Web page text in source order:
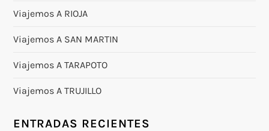
Viajemos A RIOJA
Viajemos A SAN MARTIN
Viajemos A TARAPOTO
Viajemos A TRUJILLO
ENTRADAS RECIENTES